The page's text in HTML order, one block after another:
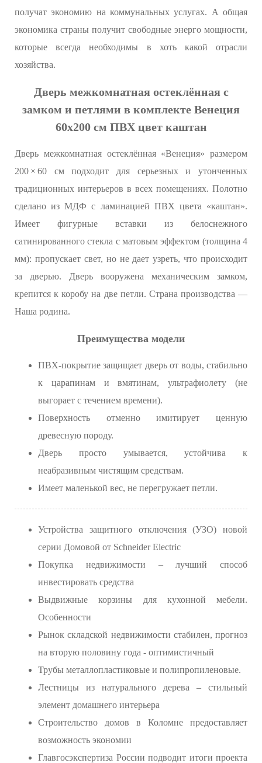
получат экономию на коммунальных услугах. А общая
экономика страны получит свободные энерго мощности,
которые всегда необходимы в хоть какой отрасли
хозяйства.
Дверь межкомнатная остеклённая с
замком и петлями в комплекте Венеция
60x200 см ПВХ цвет каштан
Дверь межкомнатная остеклённая «Венеция» размером
200 × 60 см подходит для серьезных и утонченных
традиционных интерьеров в всех помещениях. Полотно
сделано из МДФ с ламинацией ПВХ цвета «каштан».
Имеет фигурные вставки из белоснежного
сатинированного стекла с матовым эффектом (толщина 4
мм): пропускает свет, но не дает узреть, что происходит
за дверью. Дверь вооружена механическим замком,
крепится к коробу на две петли. Страна производства —
Наша родина.
Преимущества модели
ПВХ-покрытие защищает дверь от воды, стабильно
к царапинам и вмятинам, ультрафиолету (не
выгорает с течением времени).
Поверхность отменно имитирует ценную
древесную породу.
Дверь просто умывается, устойчива к
неабразивным чистящим средствам.
Имеет маленькой вес, не перегружает петли.
Устройства защитного отключения (УЗО) новой
серии Домовой от Schneider Electric
Покупка недвижимости – лучший способ
инвестировать средства
Выдвижные корзины для кухонной мебели.
Особенности
Рынок складской недвижимости стабилен, прогноз
на вторую половину года - оптимистичный
Трубы металлопластиковые и полипропиленовые.
Лестницы из натурального дерева – стильный
элемент домашнего интерьера
Строительство домов в Коломне предоставляет
возможность экономии
Главгосэкспертиза России подводит итоги проекта